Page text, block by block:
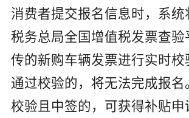
消费者提交报名信息时，系统
税务总局全国增值税发票查验
传的新购车辆发票进行实时
通过校验的，将无法完成报
校验且中签的，可获得补贴申